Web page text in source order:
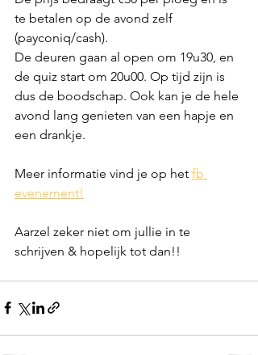
te betalen op de avond zelf
(payconiq/cash).
De deuren gaan al open om 19u30, en
de quiz start om 20u00. Op tijd zijn is
dus de boodschap. Ook kan je de hele
avond lang genieten van een hapje en
een drankje.
Meer informatie vind je op het fb
evenement!
Aarzel zeker niet om jullie in te
schrijven & hopelijk tot dan!!